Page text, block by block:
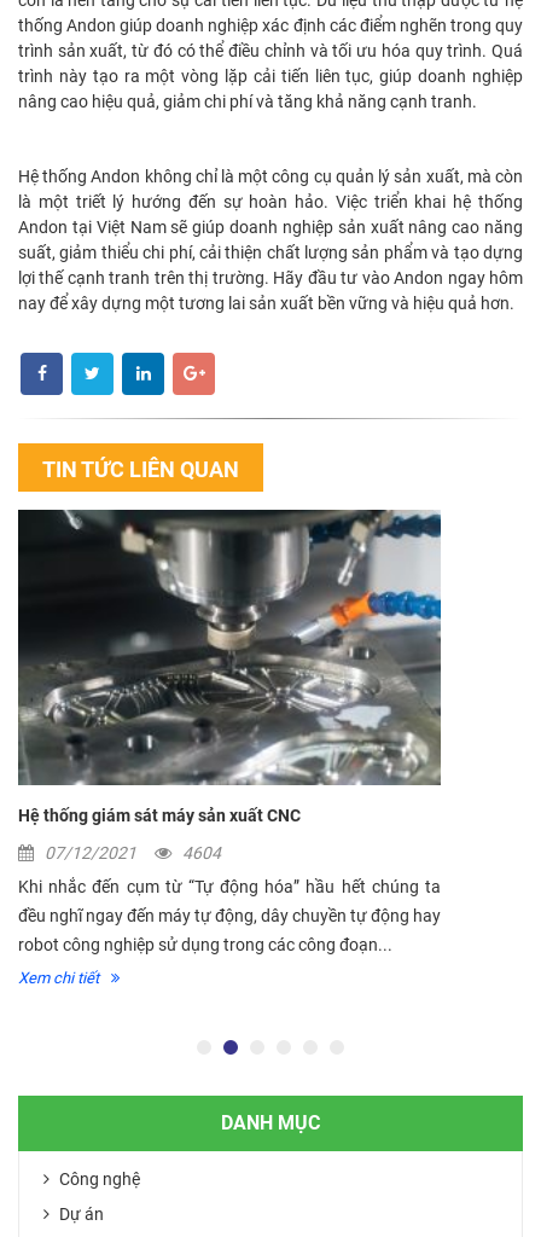
thống Andon giúp doanh nghiệp xác định các điểm nghẽn trong quy
trình sản xuất, từ đó có thể điều chỉnh và tối ưu hóa quy trình. Quá
trình này tạo ra một vòng lặp cải tiến liên tục, giúp doanh nghiệp
nâng cao hiệu quả, giảm chi phí và tăng khả năng cạnh tranh.
Hệ thống Andon không chỉ là một công cụ quản lý sản xuất, mà còn
là một triết lý hướng đến sự hoàn hảo. Việc triển khai hệ thống
Andon tại Việt Nam sẽ giúp doanh nghiệp sản xuất nâng cao năng
suất, giảm thiểu chi phí, cải thiện chất lượng sản phẩm và tạo dựng
lợi thế cạnh tranh trên thị trường. Hãy đầu tư vào Andon ngay hôm
nay để xây dựng một tương lai sản xuất bền vững và hiệu quả hơn.
TIN TỨC LIÊN QUAN
Hệ thống giám sát máy sản xuất CNC
07/12/2021
4604
Khi nhắc đến cụm từ “Tự động hóa” hầu hết chúng ta
đều nghĩ ngay đến máy tự động, dây chuyền tự động hay
robot công nghiệp sử dụng trong các công đoạn...
Xem chi tiết
DANH MỤC
Công nghệ
Dự án